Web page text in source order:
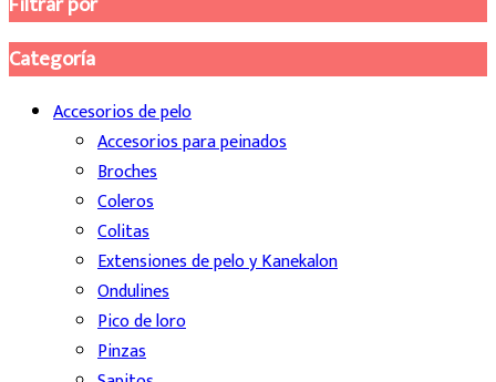
Categoría
Accesorios de pelo
Accesorios para peinados
Broches
Coleros
Colitas
Extensiones de pelo y Kanekalon
Ondulines
Pico de loro
Pinzas